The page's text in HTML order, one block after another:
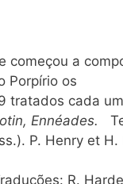
começou a
Porpírio os
tratados cada
Ennéades.
P. Henry et H.
R.